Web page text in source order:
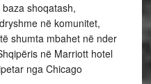
shoqatash,
në komunitet,
shumta mbahet në nder
në Marriott hotel
nga Chicago